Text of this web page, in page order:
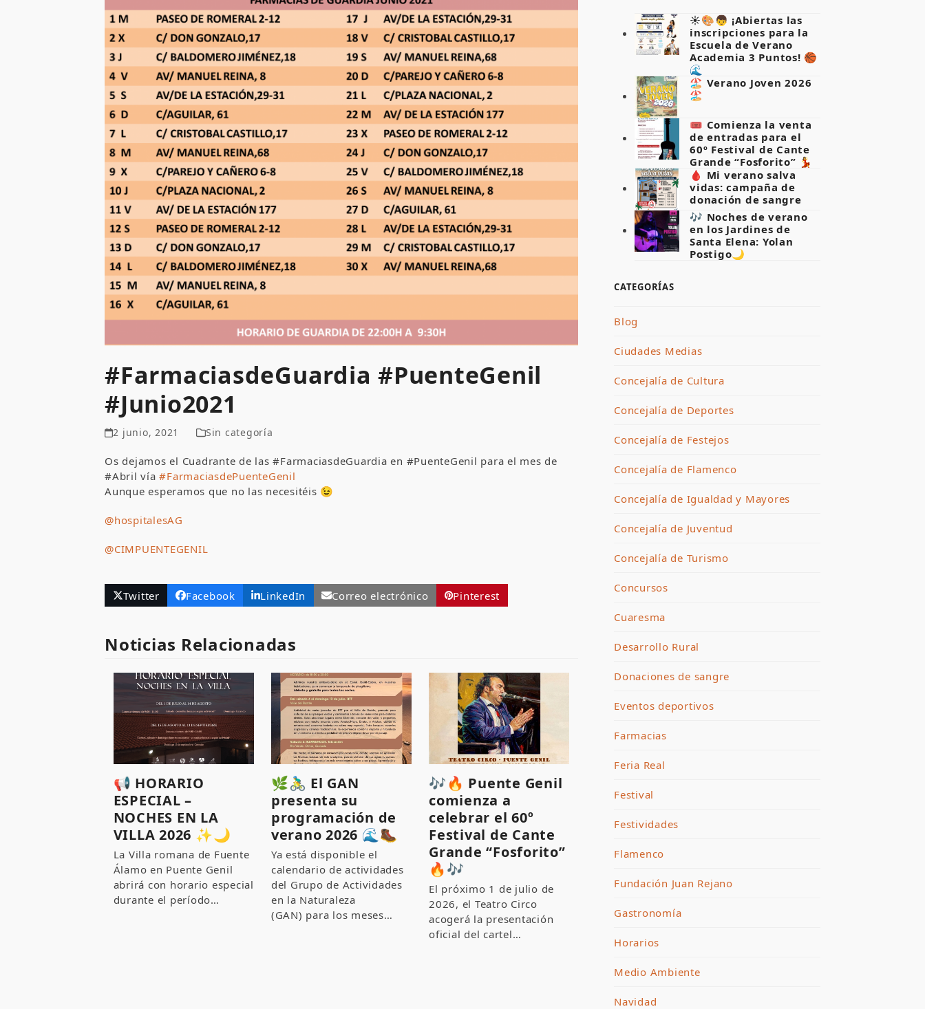
#FarmaciasdeGuardia #PuenteGenil
#Junio2021
2 junio, 2021 Sin categoría
Os dejamos el Cuadrante de las #FarmaciasdeGuardia en #PuenteGenil para el mes de
#Abril vía#FarmaciasdePuenteGenil
Aunque esperamos que no las necesitéis 😉
@hospitalesAG
@CIMPUENTEGENIL
Twitter Facebook LinkedIn Correo electrónico Pinterest
Noticias Relacionadas
📢 HORARIO
ESPECIAL –
NOCHES EN LA
VILLA 2026 ✨🌙
La Villa romana de Fuente
Álamo en Puente Genil
abrirá con horario especial
durante el período…
🌿🚴‍♂️ El GAN
presenta su
programación de
verano 2026 🌊🥾
Ya está disponible el
calendario de actividades
del Grupo de Actividades
en la Naturaleza
(GAN) para los meses…
🎶🔥 Puente Genil
comienza a
celebrar el 60º
Festival de Cante
Grande “Fosforito”
🔥🎶
El próximo 1 de julio de
2026, el Teatro Circo
acogerá la presentación
oficial del cartel…
☀️🎨👦 ¡Abiertas las
inscripciones para la
Escuela de Verano
Academia 3 Puntos! 🏀
🌊
🏖️ Verano Joven 2026
🏖️
🎟️ Comienza la venta
de entradas para el
60º Festival de Cante
Grande “Fosforito” 💃
🩸 Mi verano salva
vidas: campaña de
donación de sangre
🎶 Noches de verano
en los Jardines de
Santa Elena: Yolan
Postigo🌙
CATEGORÍAS
Blog
Ciudades Medias
Concejalía de Cultura
Concejalía de Deportes
Concejalía de Festejos
Concejalía de Flamenco
Concejalía de Igualdad y Mayores
Concejalía de Juventud
Concejalía de Turismo
Concursos
Cuaresma
Desarrollo Rural
Donaciones de sangre
Eventos deportivos
Farmacias
Feria Real
Festival
Festividades
Flamenco
Fundación Juan Rejano
Gastronomía
Horarios
Medio Ambiente
Navidad